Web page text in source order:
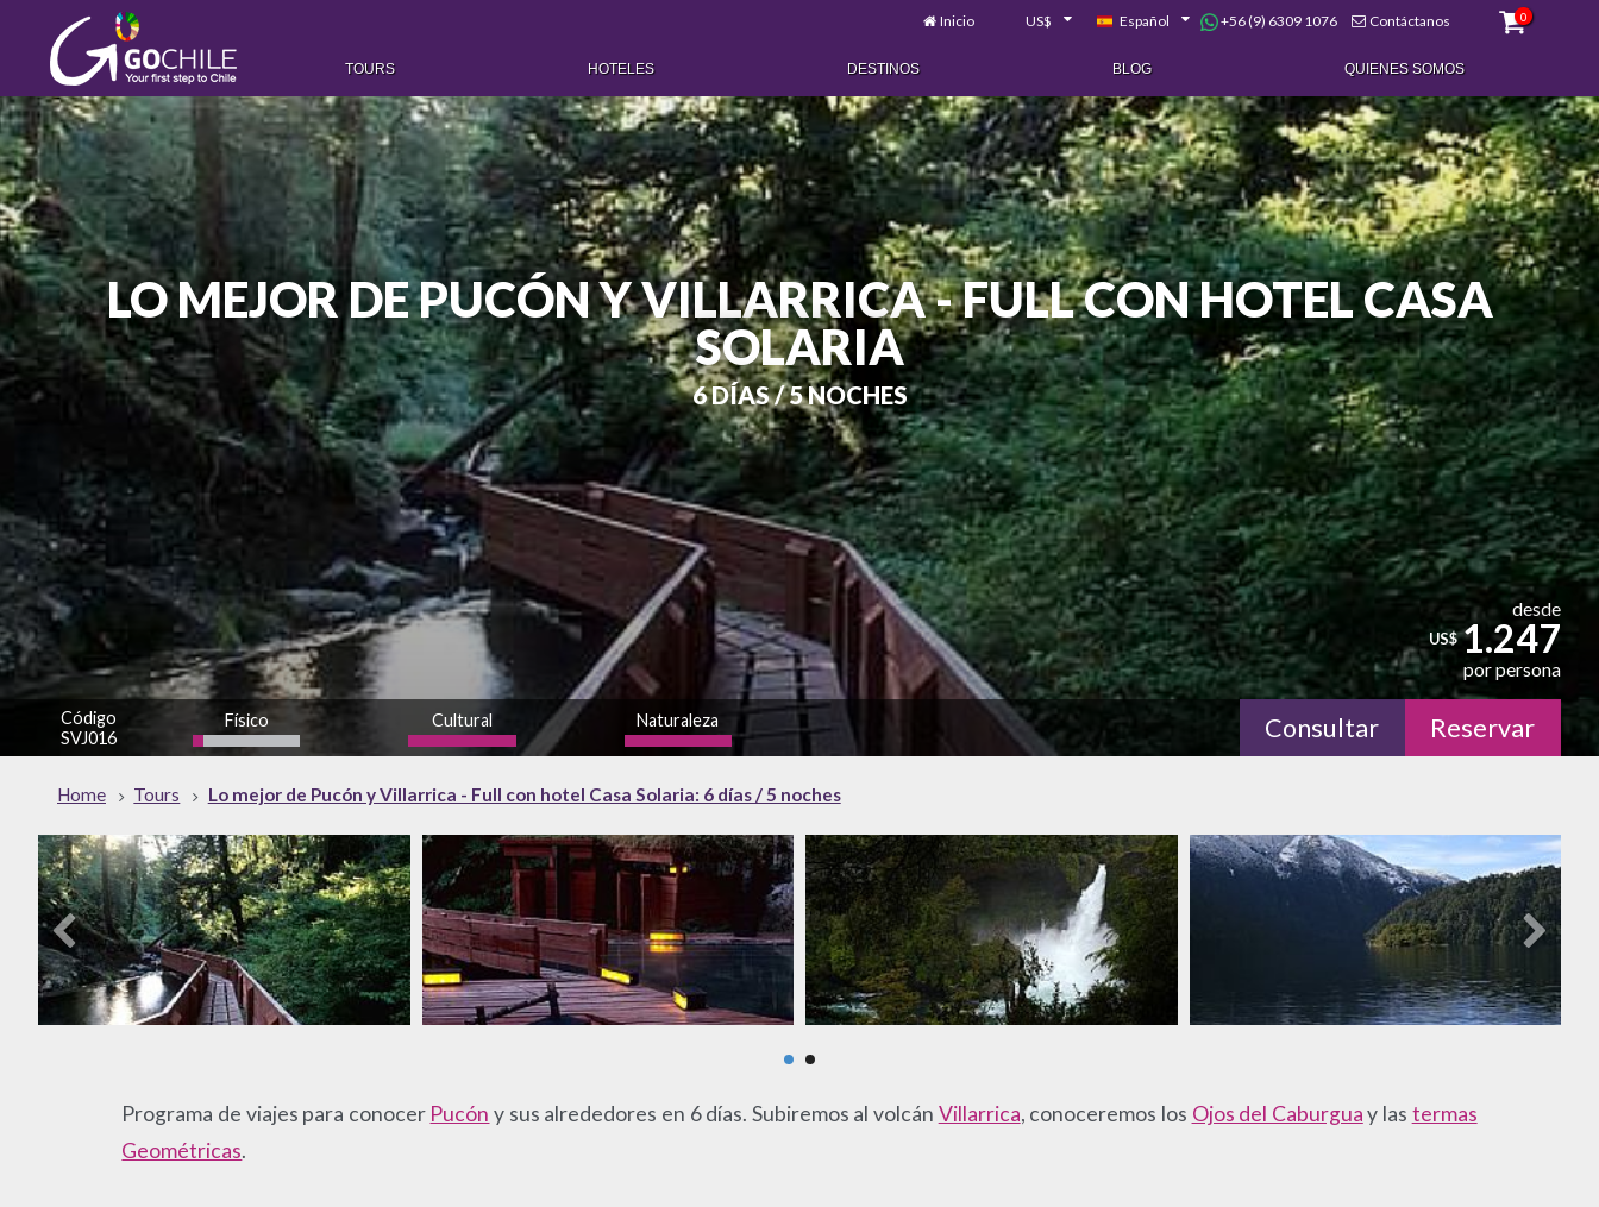
Inicio US$ Español +56 (9) 6309 1076 Contáctanos 0
TOURS HOTELES DESTINOS BLOG QUIENES SOMOS
LO MEJOR DE PUCÓN Y VILLARRICA - FULL CON HOTEL CASA
SOLARIA
6 DÍAS / 5 NOCHES
desde
US$ 1.247
por persona
Código
SVJ016
Físico Cultural Naturaleza Consultar Reservar
Home Tours Lo mejor de Pucón y Villarrica - Full con hotel Casa Solaria: 6 días / 5 noches
Programa de viajes para conocer Pucón y sus alrededores en 6 días. Subiremos al volcán Villarrica, conoceremos los Ojos del Caburguay las termas
Geométricas.